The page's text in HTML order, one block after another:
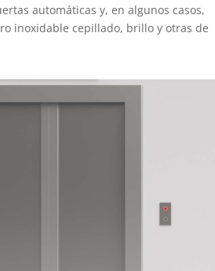
automáticas y, en algunos casos,
inoxidable cepillado, brillo y otras de